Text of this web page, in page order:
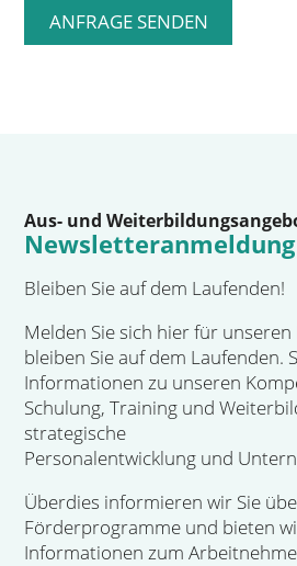
Aus- und
Newsletteranmeldung
Bleiben Sie auf dem Laufenden!
Melden Sie sich hier für
bleiben Sie auf dem Laufenden.
Informationen zu unseren
Schulung, Training und
strategische
Personalentwicklung und
Überdies informieren wir Sie
Förderprogramme und bieten
Informationen zum